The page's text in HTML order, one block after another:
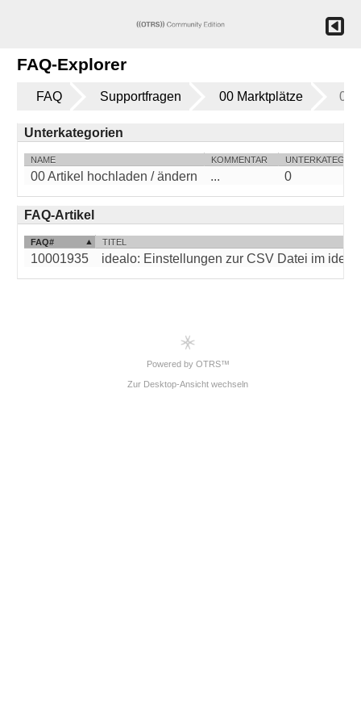
FAQ-Explorer
FAQ Supportfragen 00 Marktplätze 06
Unterkategorien
NAME KOMMENTAR
00 Artikel hochladen / ändern ... 0
FAQ-Artikel
FAQ# TITEL
10001935 idealo: Einstellungen zur CSV Datei im
Powered by OTRS™
Zur Desktop-Ansicht wechseln